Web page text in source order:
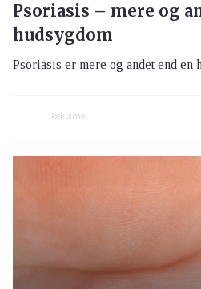
Psoriasis – mere og
hudsygdom
Psoriasis er mere og andet end en
Reklame: